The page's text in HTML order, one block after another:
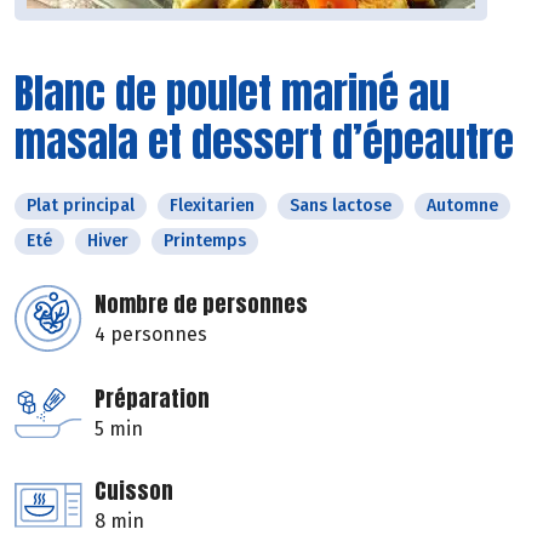
Blanc de poulet mariné au
masala et dessert d’épeautre
Plat principal Flexitarien Sans lactose
Automne
Eté
Hiver Printemps
Nombre de personnes
4 personnes
Préparation
5 min
Cuisson
8 min